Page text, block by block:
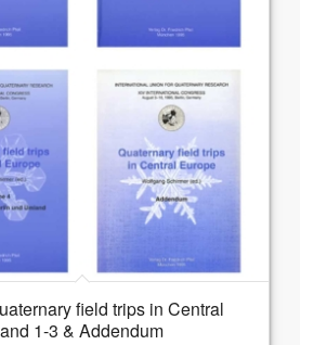
field trips in Central
1-3 & Addendum